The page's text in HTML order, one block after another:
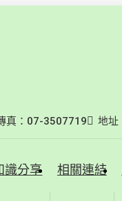
真：07-3507719 地址
識分享 相關連結